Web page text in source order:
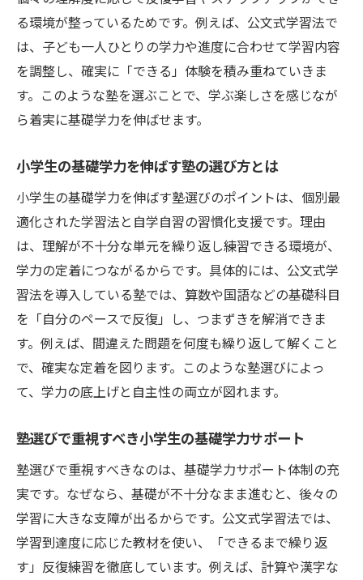
塾通いが基礎学力に与える影響と注意点
基礎学力を中心に考える塾と家庭学習の調
整
子どもの成長を導く塾活用の実践ポイント
基礎学力を高めるための塾の上手な使い方
小学生が塾で基礎学力を育むためのポイン
ト
公文式を活かした塾利用で効果的な学力向
上
基礎学力をしっかり伸ばす塾活用術とは
小学生の成長に繋がる塾と基礎学力の関係
る環境が整っているためです。例えば、公文式学習法で
は、子ども一人ひとりの学力や進度に合わせて学習内容
を調整し、確実に「できる」体験を積み重ねていきま
す。このような塾を選ぶことで、学ぶ楽しさを感じなが
ら着実に基礎学力を伸ばせます。
小学生の基礎学力を伸ばす塾の選び方とは
小学生の基礎学力を伸ばす塾選びのポイントは、個別最
適化された学習法と自学自習の習慣化支援です。理由
は、理解が不十分な単元を繰り返し練習できる環境が、
学力の定着につながるからです。具体的には、公文式学
習法を導入している塾では、算数や国語などの基礎科目
を「自分のペースで反復」し、つまずきを解消できま
す。例えば、間違えた問題を何度も繰り返して解くこと
で、確実な定着を図ります。このような塾選びによっ
て、学力の底上げと自主性の両立が図れます。
塾選びで重視すべき小学生の基礎学力サポート
塾選びで重視すべきなのは、基礎学力サポート体制の充
実です。なぜなら、基礎が不十分なまま進むと、後々の
学習に大きな支障が出るからです。公文式学習法では、
学習到達度に応じた教材を使い、「できるまで繰り返
す」反復練習を徹底しています。例えば、計算や漢字な